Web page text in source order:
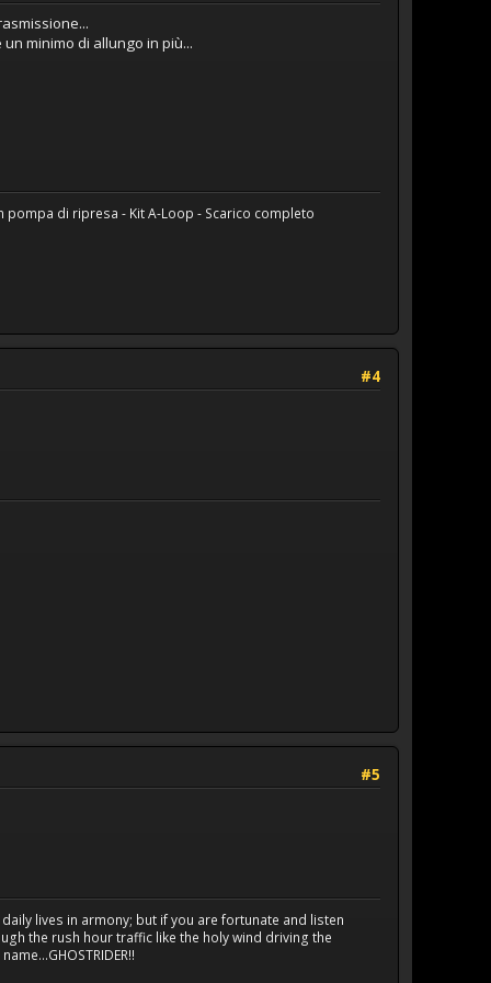
minimo di allungo in più...
pompa di ripresa - Kit A-Loop - Scarico completo
#4
#5
lives in armony; but if you are fortunate and listen
the rush hour traffic like the holy wind driving the